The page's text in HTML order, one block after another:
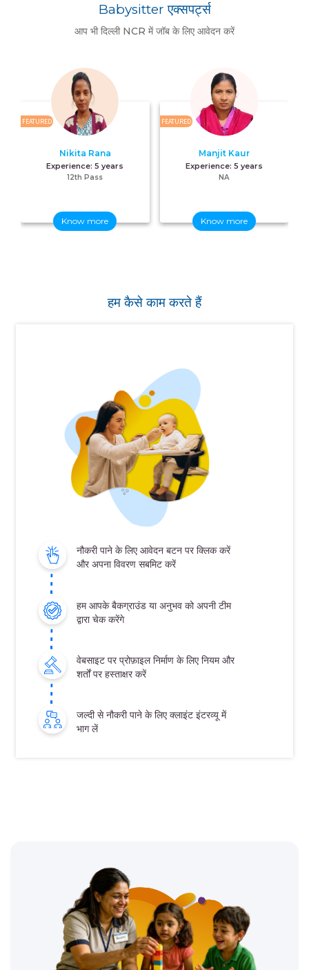
Babysitter एक्सपर्ट्स
आप भी दिल्ली NCR में जॉब के लिए आवेदन करें
FEATURED
Nikita Rana
Experience:5 years
12th Pass
Know more
FEATURED
Manjit Kaur
Experience: 5 years
NA
Know more
हम कैसे काम करते हैं
नौकरी पाने के लिए आवेदन बटन पर क्लिक करें
और अपना विवरण सबमिट करें
हम आपके बैकग्राउंड या अनुभव को अपनी टीम
द्वारा चेक करेंगे
वेबसाइट पर प्रोफ़ाइल निर्माण के लिए नियम और
शर्तों पर हस्ताक्षर करें
जल्दी से नौकरी पाने के लिए क्लाइंट इंटरव्यू में
भाग लें